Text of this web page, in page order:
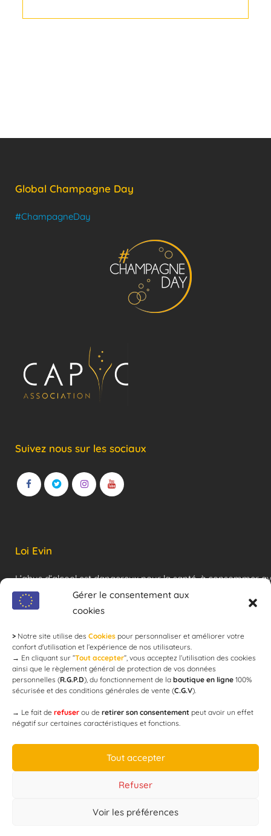
Gérer le consentement aux
cookies
> Notre site utilise des Cookies pour personnaliser et améliorer votre
confort d'utilisation et l’expérience de nos utilisateurs.
→ En cliquant sur ”Tout accepter”, vous acceptez l’utilisation des cookies
ainsi que le règlement général de protection de vos données
personnelles (R.G.P.D), du fonctionnement de la boutique en ligne 100%
sécurisée et des conditions générales de vente (C.G.V).
→ Le fait de refuser ou de retirer son consentement peut avoir un effet
négatif sur certaines caractéristiques et fonctions.
Tout accepter
Refuser
Voir les préférences
Global Champagne Day
#ChampagneDay
Suivez nous sur les sociaux
Loi Evin
L’abus d’alcool est dangereux pour la santé, à consommer
modération !
Newsletter
email
Designed byWEB3-DESIGN